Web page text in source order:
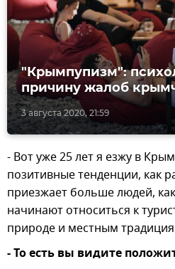
3 августа 2020, 21:59
"Крымпупизм":
причину жалоб
- Вот уже 25 лет я езжу в
позитивные тенденции, как
приезжает больше людей,
начинают относиться к
природе и местным
- То есть вы видите